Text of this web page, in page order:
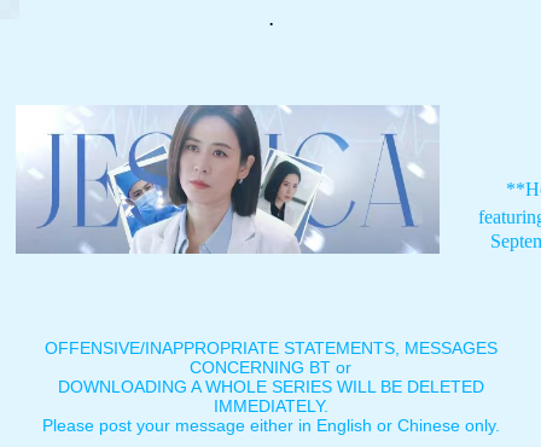
.
OFFENSIVE/INAPPROPRIATE STATEMENTS, MESSAGES
CONCERNING BT or
DOWNLOADING A WHOLE SERIES WILL BE DELETED
IMMEDIATELY.
Please post your message either in English or Chinese only.